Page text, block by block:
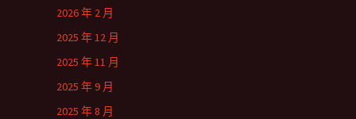
2026 年 2 月
2025 年 12 月
2025 年 11 月
2025 年 9 月
2025 年 8 月